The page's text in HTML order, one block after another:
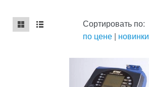
mse2_chunk_default
mse2_chunk_alternate
Сортировать по:
по цене | новинки